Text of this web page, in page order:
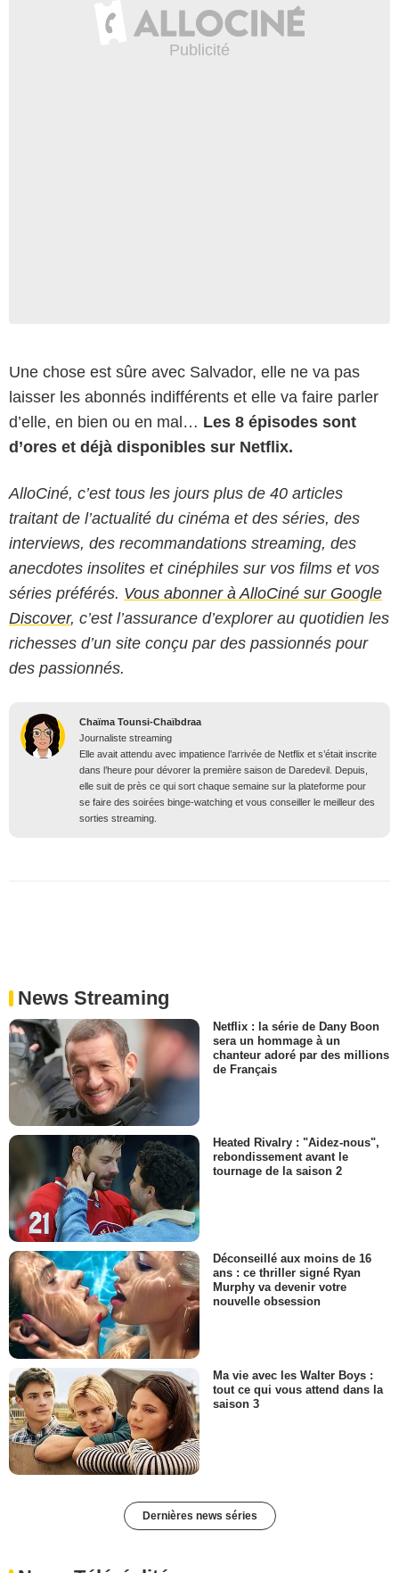
Une chose est sûre avec Salvador, elle ne va pas
laisser les abonnés indifférents et elle va faire parler
d’elle, en bien ou en mal… Les 8 épisodes sont
d’ores et déjà disponibles sur Netflix.
AlloCiné, c’est tous les jours plus de 40 articles
traitant de l’actualité du cinéma et des séries, des
interviews, des recommandations streaming, des
anecdotes insolites et cinéphiles sur vos films et vos
séries préférés. Vous abonner à AlloCiné sur Google
Discover, c’est l’assurance d’explorer au quotidien les
richesses d’un site conçu par des passionnés pour
des passionnés.
Chaïma Tounsi-Chaïbdraa
Journaliste streaming
Elle avait attendu avec impatience l’arrivée de Netflix et s’était inscrite
dans l’heure pour dévorer la première saison de Daredevil. Depuis,
elle suit de près ce qui sort chaque semaine sur la plateforme pour
se faire des soirées binge-watching et vous conseiller le meilleur des
sorties streaming.
News Streaming
Netflix : la série de Dany Boon
sera un hommage à un
chanteur adoré par des millions
de Français
Heated Rivalry : "Aidez-nous",
rebondissement avant le
tournage de la saison 2
Déconseillé aux moins de 16
ans : ce thriller signé Ryan
Murphy va devenir votre
nouvelle obsession
Ma vie avec les Walter Boys :
tout ce qui vous attend dans la
saison 3
Dernières news séries